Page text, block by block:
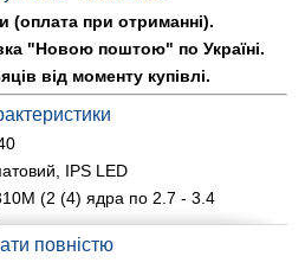
(оплата при отриманні).
"Новою поштою" по Україні.
від моменту купівлі.
IPS LED
(2 (4) ядра по 2.7 - 3.4
DDR3
повністю